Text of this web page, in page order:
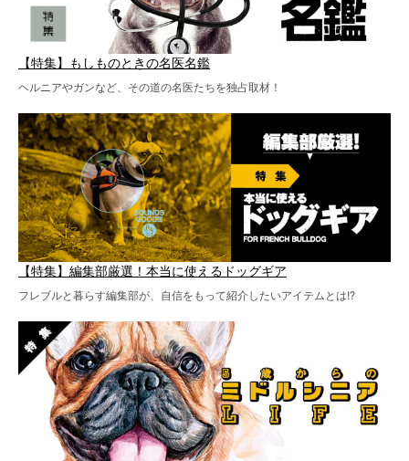
【特集】もしものときの名医名鑑
ヘルニアやガンなど、その道の名医たちを独占取材！
【特集】編集部厳選！本当に使えるドッグギア
フレブルと暮らす編集部が、自信をもって紹介したいアイテムとは!?